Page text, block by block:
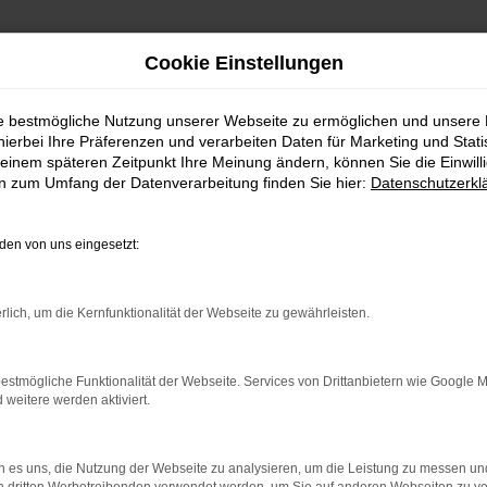
jene, die auf der Suche nach einem Fahrzeug sind,
herausragendem Design und innovativen
mit praktischen Eigenschaften, sodass es nicht
nicht nur ein breites Portfolio an Fahrzeugen,
Erfahrung ermöglichen es uns, Sie
viele Services rund um Škoda. Ob maßgeschneiderte
Händen. Wir stellen sicher, dass IhrFahrzeug
Cookie Einstellungen
bestmögliche Nutzung unserer Webseite zu ermöglichen und unsere
Ihre Präferenzen und verarbeiten Daten für Marketing und
späteren Zeitpunkt Ihre Meinung ändern, können Sie die
zum Umfang der Datenverarbeitung finden Sie hier:
von uns eingesetzt:
um die Kernfunktionalität der Webseite zu gewährleisten.
Funktionalität der Webseite. Services von Drittanbietern wie Google
weitere werden aktiviert.
es uns, die Nutzung der Webseite zu analysieren, um die Leistung zu messen